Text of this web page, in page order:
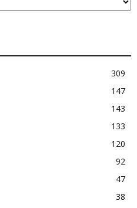
309
147
143
133
120
92
47
38